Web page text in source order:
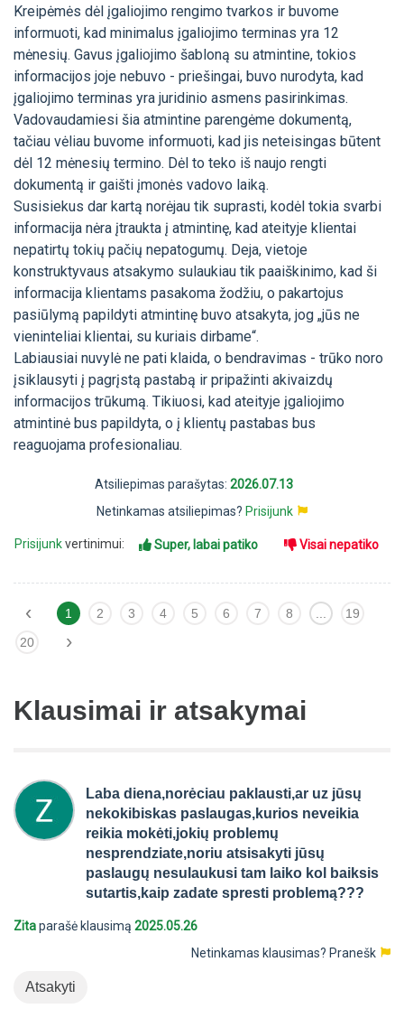
Kreipėmės dėl įgaliojimo rengimo tvarkos ir buvome
informuoti, kad minimalus įgaliojimo terminas yra 12
mėnesių. Gavus įgaliojimo šabloną su atmintine, tokios
informacijos joje nebuvo - priešingai, buvo nurodyta, kad
įgaliojimo terminas yra juridinio asmens pasirinkimas.
Vadovaudamiesi šia atmintine parengėme dokumentą,
tačiau vėliau buvome informuoti, kad jis neteisingas būtent
dėl 12 mėnesių termino. Dėl to teko iš naujo rengti
dokumentą ir gaišti įmonės vadovo laiką.
Susisiekus dar kartą norėjau tik suprasti, kodėl tokia svarbi
informacija nėra įtraukta į atmintinę, kad ateityje klientai
nepatirtų tokių pačių nepatogumų. Deja, vietoje
konstruktyvaus atsakymo sulaukiau tik paaiškinimo, kad ši
informacija klientams pasakoma žodžiu, o pakartojus
pasiūlymą papildyti atmintinę buvo atsakyta, jog „jūs ne
vieninteliai klientai, su kuriais dirbame“.
Labiausiai nuvylė ne pati klaida, o bendravimas - trūko noro
įsiklausyti į pagrįstą pastabą ir pripažinti akivaizdų
informacijos trūkumą. Tikiuosi, kad ateityje įgaliojimo
atmintinė bus papildyta, o į klientų pastabas bus
reaguojama profesionaliau.
Atsiliepimas parašytas: 2026.07.13
Netinkamas atsiliepimas? Prisijunk
Prisijunkvertinimui: Super, labai patiko Visai nepatiko
‹ 1 2 3 4 5 6 7 8 ...
19
20
›
Klausimai ir atsakymai
Laba diena,norėciau paklausti,ar uz jūsų
nekokibiskas paslaugas,kurios neveikia
reikia mokėti,jokių problemų
nesprendziate,noriu atsisakyti jūsų
paslaugų nesulaukusi tam laiko kol baiksis
sutartis,kaip zadate spresti problemą???
Zitaparašė klausimą 2025.05.26
Netinkamas klausimas? Pranešk
Atsakyti